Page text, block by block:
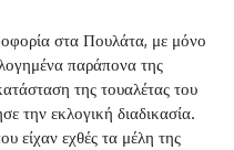
στα Πουλάτα, με μόνο
παράπονα της
της τουαλέτας του
την εκλογική διαδικασία.
είχαν εχθές τα μέλη της